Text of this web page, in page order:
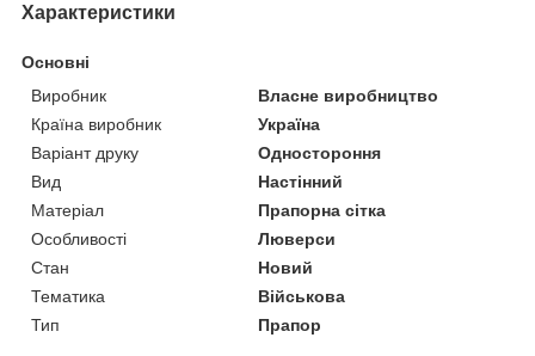
Характеристики
Основні
Виробник
Власне виробництво
Країна виробник
Україна
Варіант друку
Одностороння
Вид
Настінний
Матеріал
Прапорна сітка
Особливості
Люверси
Стан
Новий
Тематика
Військова
Тип
Прапор